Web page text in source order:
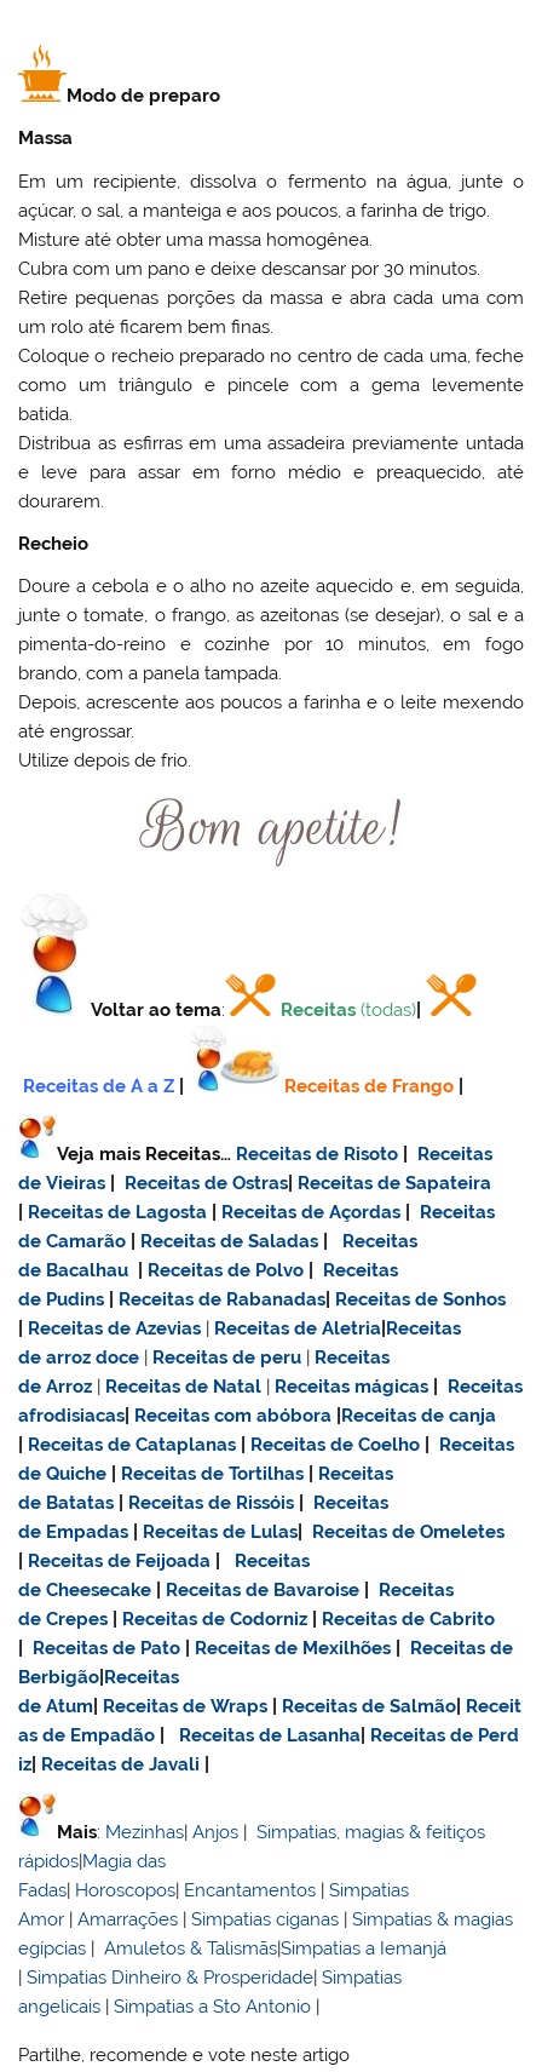
Modo de preparo
Massa
Em um recipiente, dissolva o fermento na água, junte o
açúcar, o sal, a manteiga e aos poucos, a farinha de trigo.
Misture até obter uma massa homogênea.
Cubra com um pano e deixe descansar por 30 minutos.
Retire pequenas porções da massa e abra cada uma com
um rolo até ficarem bem finas.
Coloque o recheio preparado no centro de cada uma, feche
como um triângulo e pincele com a gema levemente
batida.
Distribua as esfirras em uma assadeira previamente untada
e leve para assar em forno médio e preaquecido, até
dourarem.
Recheio
Doure a cebola e o alho no azeite aquecido e, em seguida,
junte o tomate, o frango, as azeitonas (se desejar), o sal e a
pimenta-do-reino e cozinhe por 10 minutos, em fogo
brando, com a panela tampada.
Depois, acrescente aos poucos a farinha e o leite mexendo
até engrossar.
Utilize depois de frio.
Voltar ao tema: Receitas (todas)
Receitas de A a Z Receitas de Frango
Veja mais Receitas… Receitas de Risoto
Receitas
de Vieiras
Receitas de Ostras Receitas de Sapateira
Receitas de Lagosta Receitas de Açordas
Receitas
de Camarão
Receitas de Saladas
Receitas
de Bacalhau
Receitas de Polvo
Receitas
de Pudins
Receitas de Rabanadas Receitas de Sonhos
Receitas de Azevias | Receitas de Aletria Receitas
dearroz doce | Receitas de peru | Receitas
de Arroz | Receitas de Natal | Receitas mágicas
Receitas
afrodisiacas Receitas com abóbora Receitas de canja
Receitas de Cataplanas Receitas de Coelho
Receitas
de Quiche
Receitas de Tortilhas
Receitas
de Batatas
Receitas de Rissóis
Receitas
de Empadas
Receitas de Lulas
Receitas de Omeletes
Receitas de Feijoada
Receitas
de Cheesecake
Receitas de Bavaroise
Receitas
de Crepes
Receitas de Codorniz
Receitas de Cabrito
Receitas de Pato Receitas de Mexilhões
Receitas de
Berbigão Receitas
de Atum Receitas de Wraps Receitas de Salmão Receit
as de Empadão
Receitas de Lasanha Receitas de Perd
iz Receitas de Javali
Mais: Mezinhas |Anjos |Simpatias, magias & feitiços
rápidos Magia das
Fadas Horoscopos Encantamentos |Simpatias
Amor |Amarrações |Simpatias ciganas |Simpatias & magias
egípcias |Amuletos & Talismãs|Simpatias a Iemanjá
|Simpatias Dinheiro & Prosperidade |Simpatias
angelicais |Simpatias a Sto Antonio
Partilhe, recomende e vote neste artigo